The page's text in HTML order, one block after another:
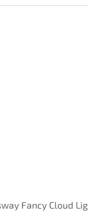
Fancy Cloud